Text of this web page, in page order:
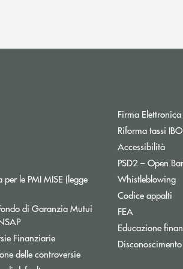
nuova finestra
finestra
finestra
le PMI MISE (legge
finestra
di Garanzia Mutui
Apre una nuova finestra
FinanziarieApre una nuova finestra
delle controversieApre una nuova finestra
Firma
Riforma tassi
Accessibilità
PSD2 – Open
Whistleblowing
Codice appalti
FEA
Educazione